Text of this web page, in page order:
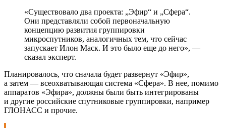
«Существовало два проекта: „Эфир“ и „Сфера“.
Они представляли собой первоначальную
концепцию развития группировки
микроспутников, аналогичных тем, что сейчас
запускает Илон Маск. И это было еще до него», —
сказал эксперт.
Планировалось, что сначала будет развернут «Эфир»,
а затем — всеохватывающая система «Сфера». В нее, помимо
аппаратов «Эфира», должны были быть интегрированы
и другие российские спутниковые группировки, например
ГЛОНАСС и прочие.